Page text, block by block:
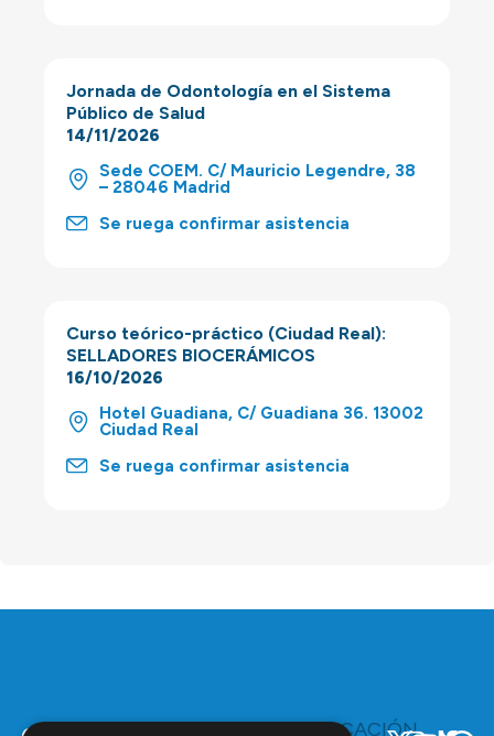
Jornada de Odontología en el Sistema
Público de Salud
14/11/2026
Sede COEM. C/ Mauricio Legendre, 38
– 28046 Madrid
Se ruega confirmar asistencia
Curso teórico-práctico (Ciudad Real):
SELLADORES BIOCERÁMICOS
16/10/2026
Hotel Guadiana, C/ Guadiana 36. 13002
Ciudad Real
Se ruega confirmar asistencia
TE
COMUNICACIÓN